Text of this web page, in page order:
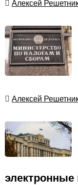
Алексей
Алексей
электронные